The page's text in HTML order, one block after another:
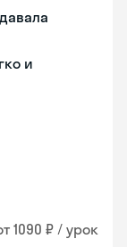
и
1090 ₽ / урок